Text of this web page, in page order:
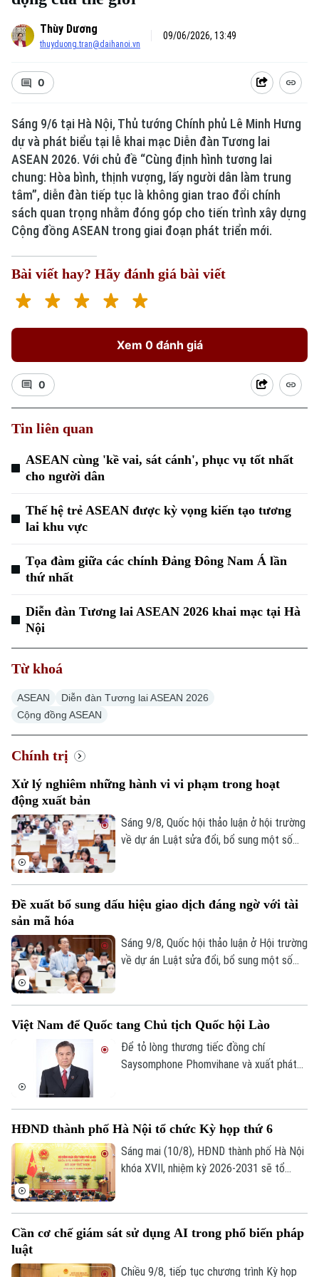
Xu hướng
Chuyên mục
Thời sự
Hà Nội
Thùy Dương
thuyduong.tran@daihanoi.vn
09/06/2026, 13:49
0
Sáng 9/6 tại Hà Nội, Thủ tướng Chính phủ Lê Minh Hưng
dự và phát biểu tại lễ khai mạc Diễn đàn Tương lai
ASEAN 2026. Với chủ đề “Cùng định hình tương lai
chung: Hòa bình, thịnh vượng, lấy người dân làm trung
tâm”, diễn đàn tiếp tục là không gian trao đổi chính
sách quan trọng nhằm đóng góp cho tiến trình xây dựng
Cộng đồng ASEAN trong giai đoạn phát triển mới.
Bài viết hay? Hãy đánh giá bài viết
Xem 0 đánh giá
0
Tin liên quan
ASEAN cùng 'kề vai, sát cánh', phục vụ tốt nhất
cho người dân
Thế hệ trẻ ASEAN được kỳ vọng kiến tạo tương
lai khu vực
Tọa đàm giữa các chính Đảng Đông Nam Á lần
thứ nhất
Diễn đàn Tương lai ASEAN 2026 khai mạc tại Hà
Nội
Từ khoá
ASEAN
Diễn đàn Tương lai ASEAN 2026
Cộng đồng ASEAN
Chính trị
Xử lý nghiêm những hành vi vi phạm trong hoạt
động xuất bản
Sáng 9/8, Quốc hội thảo luận ở hội trường
về dự án Luật sửa đổi, bổ sung một số
Đảng đối với hoạt động xuất bản trong
công tác thanh tra, kiểm tra, kịp thời xử lý
nghiêm những hành vi vi phạm.
Đề xuất bổ sung dấu hiệu giao dịch đáng ngờ với tài
sản mã hóa
Sáng 9/8, Quốc hội thảo luận ở Hội trường
về dự án Luật sửa đổi, bổ sung một số
bổ sung các dấu hiệu giao dịch đáng ngờ
liên quan đến tài sản mã hóa theo từng
thời kỳ nhằm tạo cơ sở pháp lý cho việc
Việt Nam để Quốc tang Chủ tịch Quốc hội Lào
Để tỏ lòng thương tiếc đồng chí
Saysomphone Phomvihane và xuất phát
Quốc tang trong hai ngày, từ ngày 10 đến
11/8/2026.
HĐND thành phố Hà Nội tổ chức Kỳ họp thứ 6
Sáng mai (10/8), HĐND thành phố Hà Nội
khóa XVII, nhiệm kỳ 2026-2031 sẽ tổ
Cần cơ chế giám sát sử dụng AI trong phổ biến pháp
luật
Chiều 9/8, tiếp tục chương trình Kỳ họp